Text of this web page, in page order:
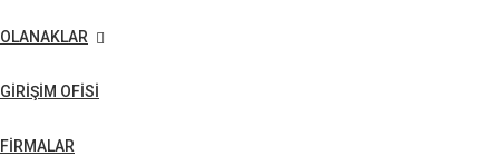
OLANAKLAR
GİRİŞİM OFİSİ
FİRMALAR